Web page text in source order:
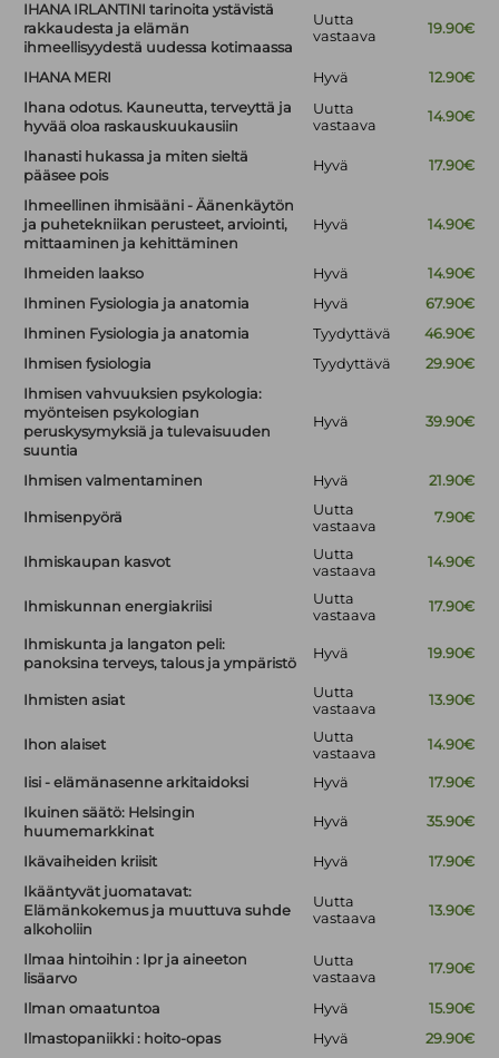
IHANA IRLANTINI tarinoita ystävistä
rakkaudesta ja elämän
ihmeellisyydestä uudessa kotimaassa
Uutta
vastaava
19.90€
IHANA MERI Hyvä
12.90€
Ihana odotus. Kauneutta, terveyttä ja
hyvää oloa raskauskuukausiin
Uutta
vastaava
14.90€
Ihanasti hukassa ja miten sieltä
pääsee pois
Hyvä 17.90€
Ihmeellinen ihmisääni - Äänenkäytön
ja puhetekniikan perusteet, arviointi,
mittaaminen ja kehittäminen
Hyvä 14.90€
Ihmeiden laakso Hyvä
14.90€
Ihminen Fysiologia ja anatomia
Hyvä
67.90€
Ihminen Fysiologia ja anatomia
Tyydyttävä
46.90€
Ihmisen fysiologia
Tyydyttävä
29.90€
Ihmisen vahvuuksien psykologia:
myönteisen psykologian
peruskysymyksiä ja tulevaisuuden
suuntia
Hyvä 39.90€
Ihmisen valmentaminen Hyvä 21.90€
Ihmisenpyörä
Uutta
vastaava
7.90€
Ihmiskaupan kasvot
Uutta
vastaava
14.90€
Ihmiskunnan energiakriisi
Uutta
vastaava
17.90€
Ihmiskunta ja langaton peli:
panoksina terveys, talous ja ympäristö
Hyvä 19.90€
Ihmisten asiat
Uutta
vastaava
13.90€
Ihon alaiset
Uutta
vastaava
14.90€
Iisi - elämänasenne arkitaidoksi Hyvä
17.90€
Ikuinen säätö: Helsingin
huumemarkkinat
Hyvä 35.90€
Ikävaiheiden kriisit Hyvä
17.90€
Ikääntyvät juomatavat:
Elämänkokemus ja muuttuva suhde
alkoholiin
Uutta
vastaava
13.90€
Ilmaa hintoihin : Ipr ja aineeton
lisäarvo
Uutta
vastaava
17.90€
Ilman omaatuntoa Hyvä
15.90€
Ilmastopaniikki : hoito-opas
Hyvä 29.90€